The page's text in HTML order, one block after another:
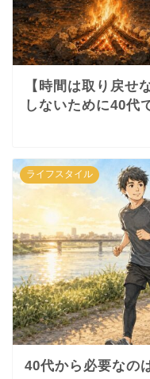
【時間は取り戻せ
しないために40代
ライフスタイル
40代から必要なの